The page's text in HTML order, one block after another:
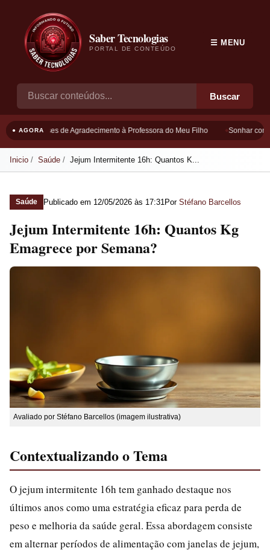
Saber Tecnologias
PORTAL DE CONTEÚDO
Buscar
☰ MENU
● AGORAFrases de Agradecimento à Professora do Meu Filho Sonhar com
Inicio Saúde Jejum Intermitente 16h: Quantos K...
Saúde Publicado em 12/05/2026 às 17:31 Por Stéfano Barcellos
Jejum Intermitente 16h: Quantos Kg
Emagrece por Semana?
Avaliado por Stéfano Barcellos (imagem ilustrativa)
Contextualizando o Tema
O jejum intermitente 16h tem ganhado destaque nos
últimos anos como uma estratégia eficaz para perda de
peso e melhoria da saúde geral. Essa abordagem consiste
em alternar períodos de alimentação com janelas de jejum,